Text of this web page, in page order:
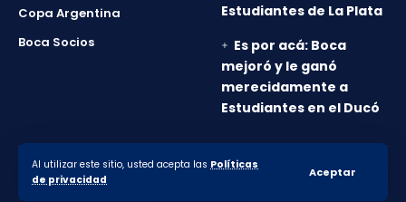
Al utilizar este sitio, usted acepta las Políticas
de privacidad
Aceptar
Copa Argentina
Boca Socios
Estudiantes de La Plata
Es por acá: Boca
mejoró y le ganó
merecidamente a
Estudiantes en el Ducó
© 2010-2026 Lanumero12.com.ar - Todos los derechos